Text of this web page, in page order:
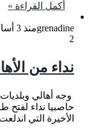
أكمل القراءة »
grenadineمنذ 3 أسابيع
2
نداء من
وجه أهالي
حاصبيا نداء لفتح
الأخيرة التي